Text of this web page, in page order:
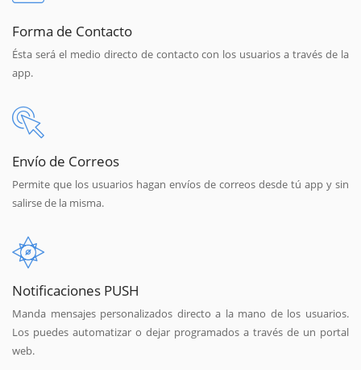
Forma de Contacto
Ésta será el medio directo de contacto con los usuarios a través de la
app.
Envío de Correos
Permite que los usuarios hagan envíos de correos desde tú app y sin
salirse de la misma.
Notificaciones PUSH
Manda mensajes personalizados directo a la mano de los usuarios.
Los puedes automatizar o dejar programados a través de un portal
web.